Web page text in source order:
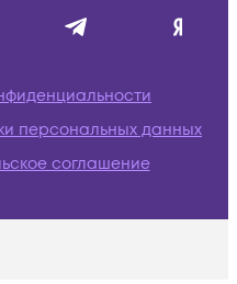
персональных данных
соглашение